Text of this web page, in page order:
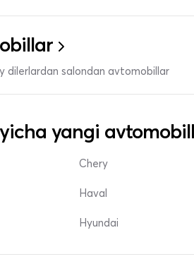
dilerlardan salondan avtomobillar
yangi
Chery
Haval
Hyundai